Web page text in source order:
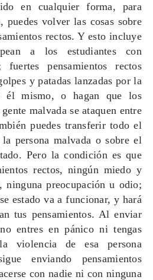
en cualquier forma, para
puedes volver las cosas sobre
rectos. Y esto incluye
a los estudiantes con
fuertes pensamientos rectos
y patadas lanzadas por la
él mismo, o hagan que los
malvada se ataquen entre
puedes transferir todo el
persona malvada o sobre el
Pero la condición es que
rectos, ningún miedo y
ninguna preocupación u odio;
estado va a funcionar, y hará
tus pensamientos. Al enviar
entres en pánico ni tengas
violencia de esa persona
enviando pensamientos
con nadie ni con ninguna